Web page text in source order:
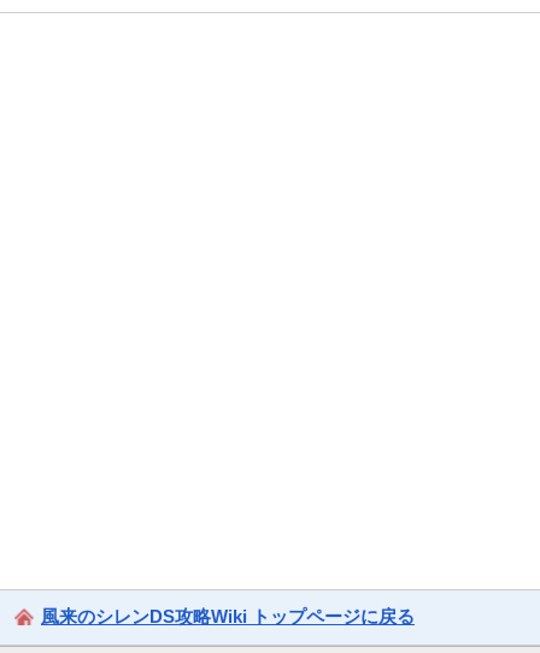
風来のシレンDS攻略Wiki トップページに戻る